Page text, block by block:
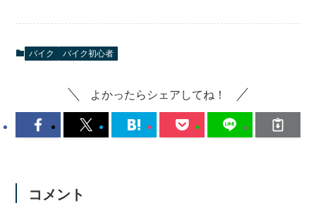
バイク バイク初心者
よかったらシェアしてね！
コメント